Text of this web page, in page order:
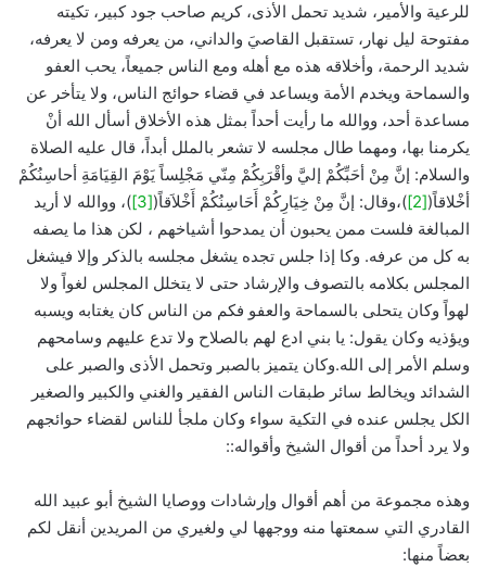
للرعية والأمير، شديد تحمل الأذى، كريم صاحب جود كبير، تكيته
مفتوحة ليل نهار، تستقبل القاصيَ والداني، من يعرفه ومن لا يعرفه،
شديد الرحمة، وأخلاقه هذه مع أهله ومع الناس جميعاً، يحب العفو
والسماحة ويخدم الأمة ويساعد في قضاء حوائج الناس، ولا يتأخر عن
مساعدة أحد، ووالله ما رأيت أحداً بمثل هذه الأخلاق أسأل الله أنْ
يكرمنا بها، ومهما طال مجلسه لا تشعر بالملل أبداً، قال عليه الصلاة
والسلام: إنَّ مِنْ أحَبِّكُمْ إليَّ وأقْرَبِكُمْ مِنّي مَجْلِساً يَوْمَ القِيَامَةِ أحاسِنُكُمْ
أخْلاقاً([2] )،وقال: إنَّ مِنْ خِيَارِكُمْ أَحَاسِنُكُمْ أَخْلاَقاً([3]
)، ووالله لا أريد
المبالغة فلست ممن يحبون أن يمدحوا أشياخهم ، لكن هذا ما يصفه
به كل من عرفه. وكا إذا جلس تجده يشغل مجلسه بالذكر وإلا فيشغل
المجلس بكلامه بالتصوف والإرشاد حتى لا يتخلل المجلس لغواً ولا
لهواً وكان يتحلى بالسماحة والعفو فكم من الناس كان يغتابه ويسبه
ويؤذيه وكان يقول: يا بني ادع لهم بالصلاح ولا تدع عليهم وسامحهم
وسلم الأمر إلى الله.وكان يتميز بالصبر وتحمل الأذى والصبر على
الشدائد ويخالط سائر طبقات الناس الفقير والغني والكبير والصغير
الكل يجلس عنده في التكية سواء وكان ملجأ للناس لقضاء حوائجهم
ولا يرد أحداً من أقوال الشيخ وأقواله::
وهذه مجموعة من أهم أقوال وإرشادات ووصايا الشيخ أبو عبيد الله
القادري التي سمعتها منه ووجهها لي ولغيري من المريدين أنقل لكم
بعضاً منها: